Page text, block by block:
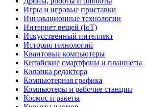
Игры и игровые приставки
Инновационные технологии
Интернет вещей (IoT)
Искусственный интеллект
История технологий
Квантовые компьютеры
Китайские смартфоны и планшеты
Колонка редактора
Компьютерная графика
Компьютеры и рабочие станции
Космос и ракеты